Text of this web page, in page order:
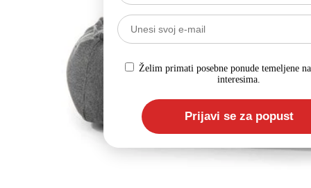
Želim primati posebne ponude temeljene
interesima.